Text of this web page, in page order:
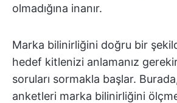
olmadığına inanır.
Marka bilinirliğini doğru bir
hedef kitlenizi anlamanız
soruları sormakla başlar.
anketleri marka bilinirliğini